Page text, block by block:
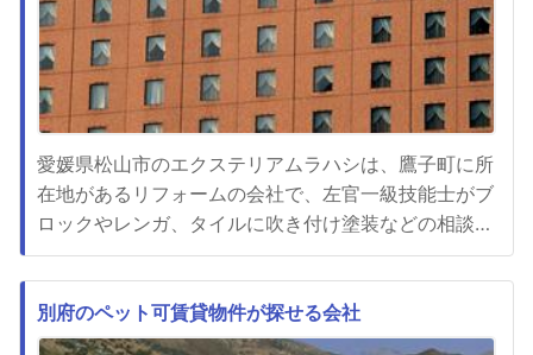
屋が倒壊したり強風で吹き...
愛媛県松山市のエクステリアムラハシは、鷹子町に所
在地があるリフォームの会社で、左官一級技能士がブ
ロックやレンガ、タイルに吹き付け塗装などの相談に
乗っています。左官工事は勿論お手の物ですし、門扉
やカーポートにフェンスやテラス、ウッドデッキや物
置などの設置の相談も可能です。営業エリアは松山市
内の他、東温市や上浮穴郡に今治市、西条市や伊予
別府のペット可賃貸物件が探せる会社